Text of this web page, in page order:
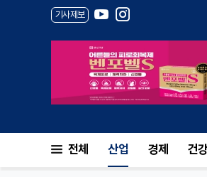
기사제보
전체 산업 경제 건